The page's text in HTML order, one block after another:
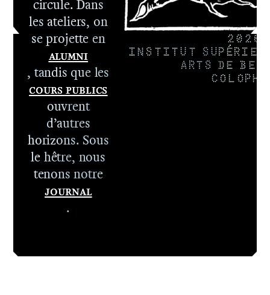
circule. Dans
les ateliers, on
se projette en
Alumni
, tandis que les
Cours publics
ouvrent
d’autres
horizons. Sous
le hêtre, nous
tenons notre
Journal
.
2026
INSTITUT
ARTS DE